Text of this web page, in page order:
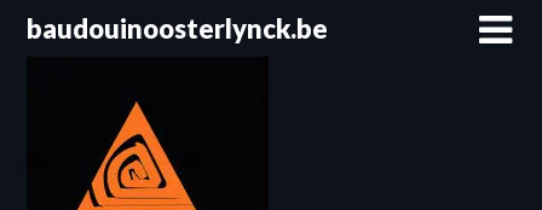
Passerbaudouinoosterlynck.be